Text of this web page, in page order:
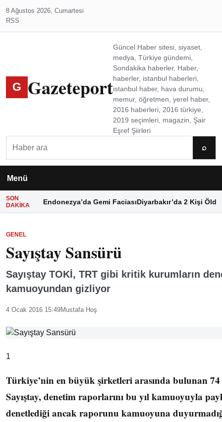
8 Ağustos 2026, Cumartesi
RSS
G Gazeteport
Güncel Haber sitesi, siyaset,
medya, Türkiye gündemi,
Sondakika haberler, Haber,
haberler, istanbul haberleri,
istanbul haber, hava durumu,
memur, öğretmen, yerel haber,
2016 haberleri, 2016 türkiye,
2019 seçimleri, magazin, Şair
Eşref Şiirleri
⌕
Menü
SON
DAKIKA
Endonezya’da Gemi FaciasıDiyarbakır’da 2 Kişi Öldü
GENEL
Sayıştay Sansürü
Sayıştay TOKİ, TRT gibi kritik kurumların
kamuoyundan gizliyor
4 Ocak 2016 15:49Mustafa Hoş
1
Türkiye’nin en büyük şirketleri arasında bulunan
Sayıştay, denetim raporlarını bu yıl kamuoyuyla
denetlediği ancak raporunu kamuoyuna